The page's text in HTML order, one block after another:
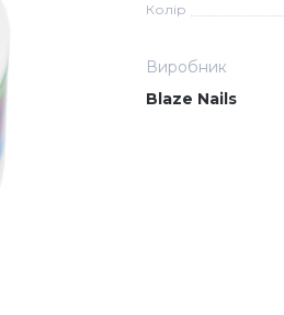
Колір
Виробник
Blaze Nails